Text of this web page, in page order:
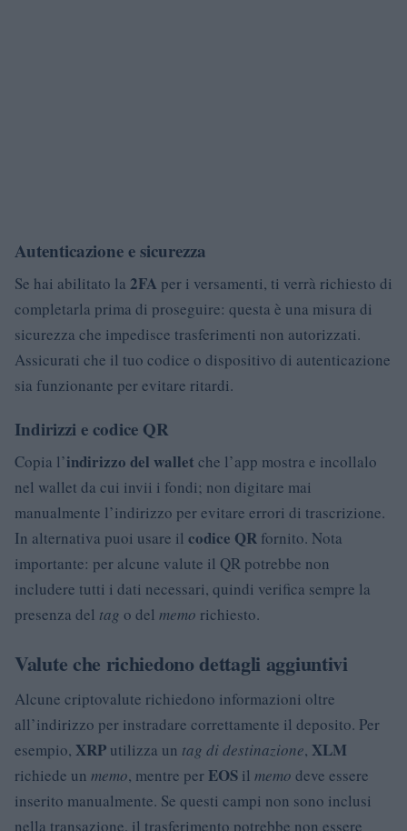
Autenticazione e sicurezza
Se hai abilitato la 2FA per i versamenti, ti verrà richiesto di
completarla prima di proseguire: questa è una misura di
sicurezza che impedisce trasferimenti non autorizzati.
Assicurati che il tuo codice o dispositivo di autenticazione
sia funzionante per evitare ritardi.
Indirizzi e codice QR
Copia l’indirizzo del wallet che l’app mostra e incollalo
nel wallet da cui invii i fondi; non digitare mai
manualmente l’indirizzo per evitare errori di trascrizione.
In alternativa puoi usare il codice QR fornito. Nota
importante: per alcune valute il QR potrebbe non
includere tutti i dati necessari, quindi verifica sempre la
presenza del tag o del memo richiesto.
Valute che richiedono dettagli aggiuntivi
Alcune criptovalute richiedono informazioni oltre
all’indirizzo per instradare correttamente il deposito. Per
esempio, XRP utilizza un tag di destinazione, XLM
richiede un memo, mentre per EOS il memo deve essere
inserito manualmente. Se questi campi non sono inclusi
nella transazione, il trasferimento potrebbe non essere